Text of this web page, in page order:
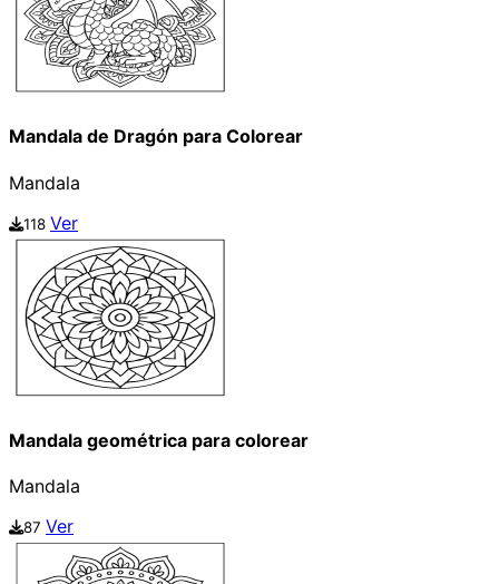
Mandala de Dragón para Colorear
Mandala
118 Ver
Mandala geométrica para colorear
Mandala
87 Ver